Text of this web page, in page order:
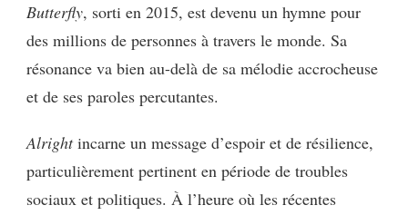
Butterfly, sorti en 2015, est devenu un hymne pour
des millions de personnes à travers le monde. Sa
résonance va bien au-delà de sa mélodie accrocheuse
et de ses paroles percutantes.
Alrightincarne un message d’espoir et de résilience,
particulièrement pertinent en période de troubles
sociaux et politiques. À l’heure où les récentes